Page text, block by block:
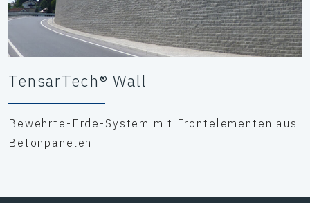
TensarTech® Wall
Bewehrte-Erde-System mit Frontelementen aus
Betonpanelen